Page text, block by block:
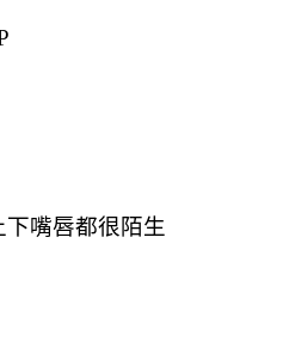
嘴唇都很陌生